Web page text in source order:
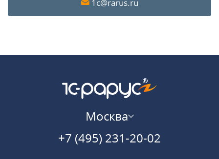
1c@rarus.ru
Москва
+7 (495) 231-20-02